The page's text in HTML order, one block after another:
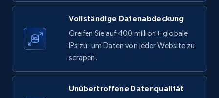
Reviews count shop, Reviews count item, Initial
price, and more.
1.9K+ 323+ Gratis testen
Etsy - Collects data from shop's URL
Vollständige Datenabdeckung
Greifen Sie auf 400 million+ globale
IPs zu, um Daten von jeder Website zu
scrapen.
Unübertroffene Datenqualität